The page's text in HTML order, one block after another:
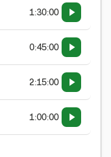
1:30:00
0:45:00
2:15:00
1:00:00